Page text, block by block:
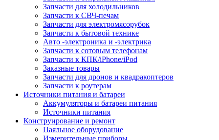
Запчасти для холодильников
Запчасти к СВЧ-печам
Запчасти для электромясорубок
Запчасти к бытовой технике
Авто -электроника и -электрика
Запчасти к сотовым телефонам
Запчасти к КПК/iPhone/iPod
Заказные товары
Запчасти для дронов и квадракоптеров
Запчасти к роутерам
Источники питания и батареи
Аккумуляторы и батареи питания
Источники питания
Конструирование и ремонт
Паяльное оборудование
Измерительные приборы